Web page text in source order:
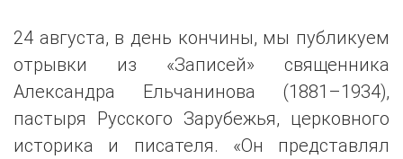
24 августа, в день кончины, мы публикуем
отрывки из «Записей» священника
Александра Ельчанинова (1881–1934),
пастыря Русского Зарубежья, церковного
историка и писателя. «Он представлял